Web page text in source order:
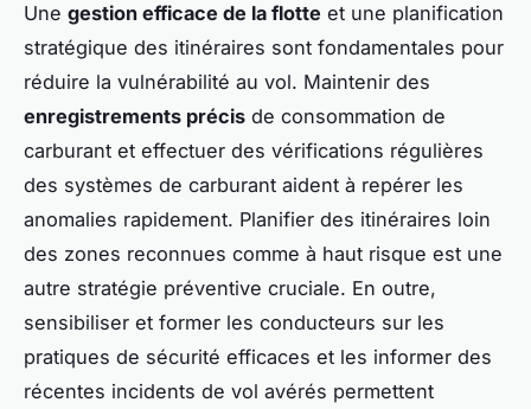
Une gestion efficace de la flotte et une planification
stratégique des itinéraires sont fondamentales pour
réduire la vulnérabilité au vol. Maintenir des
enregistrements précis de consommation de
carburant et effectuer des vérifications régulières
des systèmes de carburant aident à repérer les
anomalies rapidement. Planifier des itinéraires loin
des zones reconnues comme à haut risque est une
autre stratégie préventive cruciale. En outre,
sensibiliser et former les conducteurs sur les
pratiques de sécurité efficaces et les informer des
récentes incidents de vol avérés permettent